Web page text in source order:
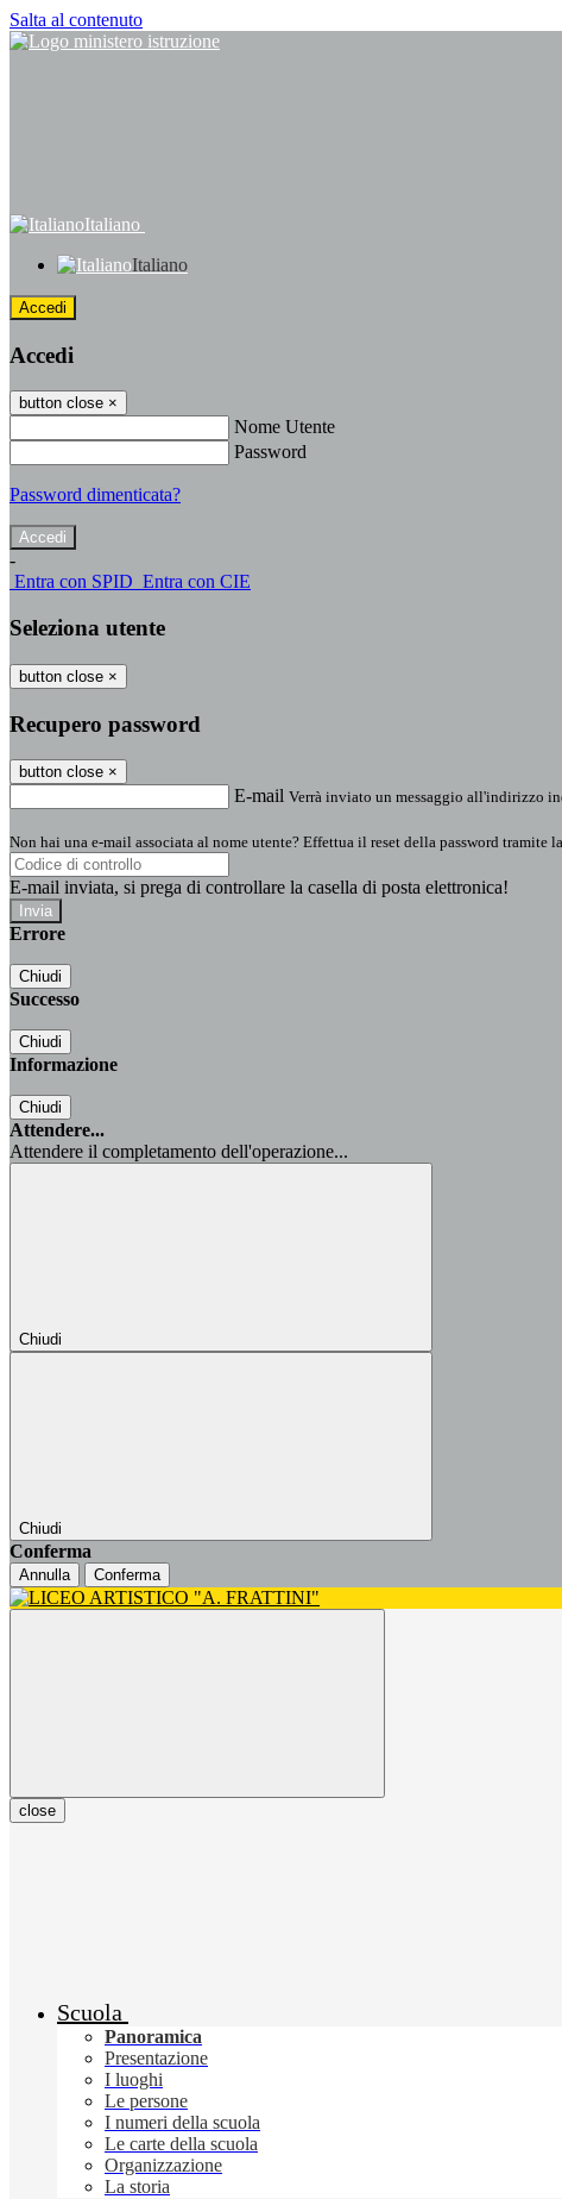
Salta al contenuto
Italiano
Italiano
Accedi
Accedi
button close ×
Nome Utente
Password
Password dimenticata?
-
Entra con SPID Entra con CIE
Seleziona utente
button close ×
Recupero password
button close ×
E-mail Verrà inviato un messaggio all'indirizzo
Non hai una e-mail associata al nome utente? Effettua il reset della password tramite la
E-mail inviata, si prega di controllare la casella di posta elettronica!
Errore
Chiudi
Successo
Chiudi
Informazione
Chiudi
Attendere...
Attendere il completamento dell'operazione...
Chiudi
Chiudi
Conferma
Annulla Conferma
close
Scuola
Panoramica
Presentazione
I luoghi
Le persone
I numeri della scuola
Le carte della scuola
Organizzazione
La storia